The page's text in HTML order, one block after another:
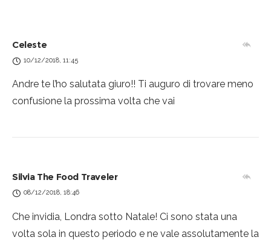
Celeste
10/12/2018, 11:45
Andre te l’ho salutata giuro!! Ti auguro di trovare meno
confusione la prossima volta che vai
Silvia The Food Traveler
08/12/2018, 18:46
Che invidia, Londra sotto Natale! Ci sono stata una
volta sola in questo periodo e ne vale assolutamente la